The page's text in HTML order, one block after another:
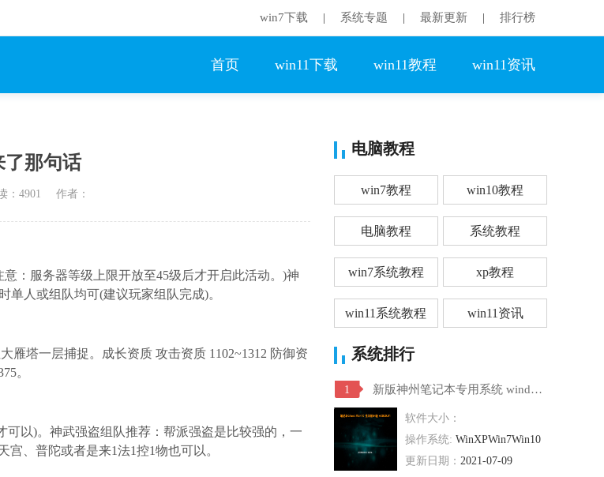
win7下载 系统专题 最新更新 排行榜
首页 win11下载 win11教程 win11资讯
了那句话
： 4901 作者：
：服务器等级上限开放至45级后才开启此活动。)神
人或组队均可(建议玩家组队完成)。
雁塔一层捕捉。成长资质 攻击资质 1102~1312 防御资
。
以)。神武强盗组队推荐：帮派强盗是比较强的，一
、普陀或者是来1法1控1物也可以。
电脑教程
win7教程 win10教程
电脑教程 系统教程
win7系统教程 xp教程
win11系统教程 win11资讯
系统排行
1 新版神州笔记本专用系统 windows10 64位 SP1 家庭旗舰版 V2021.07
软件大小：
操作系统: WinXPWin7Win10
更新日期： 2021-07-09